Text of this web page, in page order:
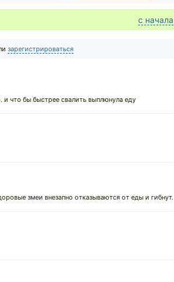
с начала
зарегистрироваться
что бы быстрее свалить выплюнула еду
змеи внезапно отказываются от еды и гибнут.